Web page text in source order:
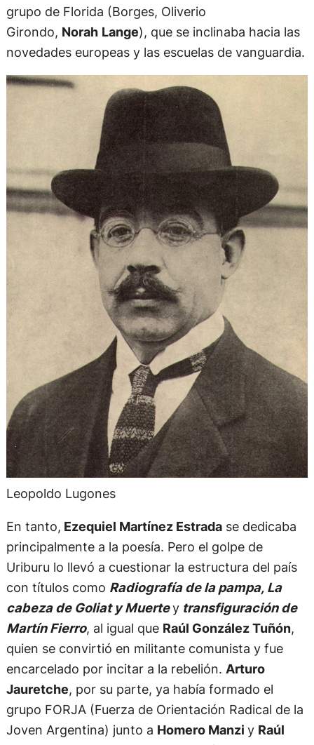
grupo de Florida (Borges, Oliverio
Girondo, Norah Lange), que se inclinaba hacia las
novedades europeas y las escuelas de vanguardia.
Leopoldo Lugones
En tanto, Ezequiel Martínez Estradase dedicaba
principalmente a la poesía. Pero el golpe de
Uriburu lo llevó a cuestionar la estructura del país
con títulos como Radiografía de la pampa, La
cabeza de Goliat y Muerteytransfiguración de
Martín Fierro, al igual que Raúl González Tuñón,
quien se convirtió en militante comunista y fue
encarcelado por incitar a la rebelión. Arturo
Jauretche, por su parte, ya había formado el
grupo FORJA (Fuerza de Orientación Radical de la
Joven Argentina) junto a Homero Manzi y Raúl